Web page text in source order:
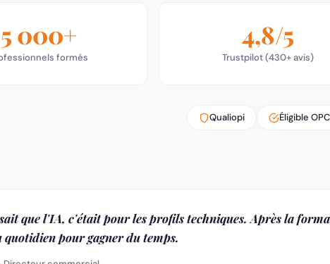
5 000+
formés
4,8/5
Trustpilot (430+ avis)
Qualiopi Éligible
que l'IA, c'était pour les profils techniques. Après la
pour gagner du temps.